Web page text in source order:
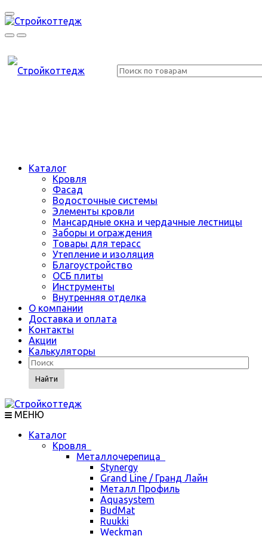
Каталог
Кровля
Фасад
Водосточные системы
Элементы кровли
Мансардные окна и чердачные лестницы
Заборы и ограждения
Товары для терасс
Утепление и изоляция
Благоустройство
ОСБ плиты
Инструменты
Внутренняя отделка
О компании
Доставка и оплата
Контакты
Акции
Калькуляторы
Найти
МЕНЮ
Каталог
Кровля
Металлочерепица
Stynergy
Grand Line / Гранд Лайн
Металл Профиль
Aquasystem
BudMat
Ruukki
Weckman